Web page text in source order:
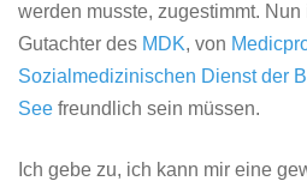
werden musste, zugestimmt.
Gutachter des MDK, von
Sozialmedizinischen Dienst der
See freundlich sein müssen.
Ich gebe zu, ich kann mir eine